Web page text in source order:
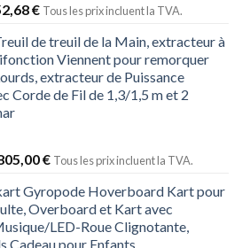
€ Tous les prix incluent la TVA.
de treuil de la Main, extracteur à
Viennent pour remorquer
extracteur de Puissance
Corde de Fil de 1,3/1,5 m et 2
€ Tous les prix incluent la TVA.
Gyropode Hoverboard Kart pour
Overboard et Kart avec
LED-Roue Clignotante,
Cadeau pour Enfants